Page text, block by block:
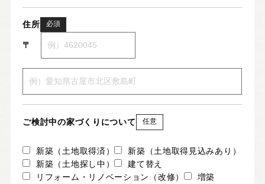
住所 必須
〒
ご検討中の家づくりについて 任意
新築（土地取得済）
新築（土地取得見込みあり）
新築（土地探し中）
建て替え
リフォーム・リノベーション（改修）
増築